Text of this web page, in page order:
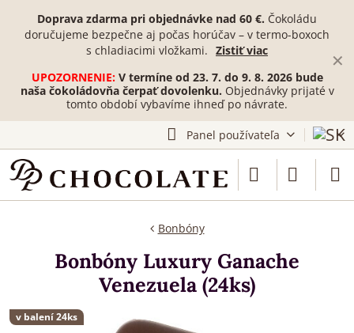
✕
Doprava zdarma pri objednávke nad 60 €. Čokoládu
doručujeme bezpečne aj počas horúčav – v termo-boxoch
s chladiacimi vložkami. Zistiť viac
UPOZORNENIE:V termíne od 23. 7. do 9. 8. 2026 bude
naša čokoládovňa čerpať dovolenku. Objednávky prijaté v
tomto období vybavíme ihneď po návrate.
Panel používateľa
v balení 24ks
Bonbóny
Bonbóny Luxury Ganache
Venezuela (24ks)